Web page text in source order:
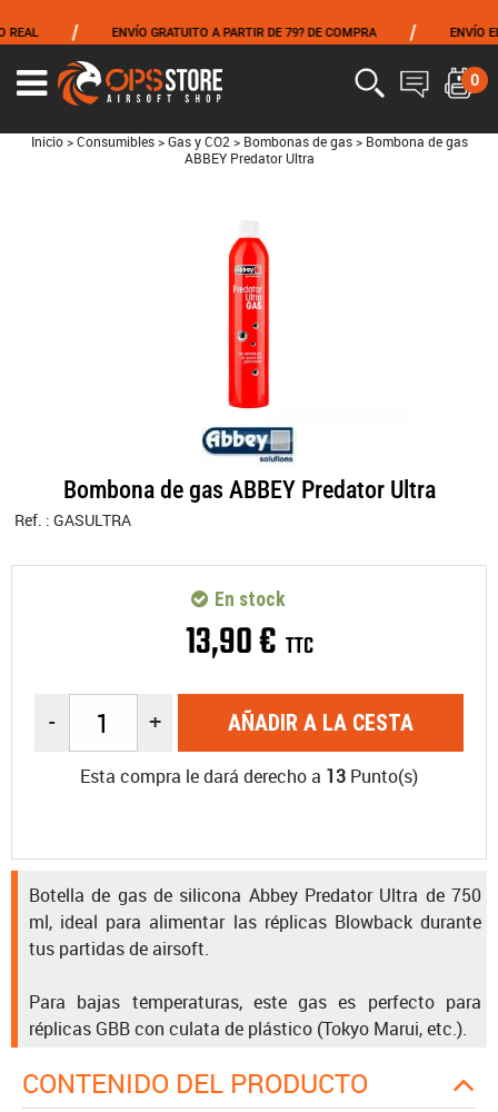
ENVÍO GRATUITO A PARTIR DE 79? DE COMPRA ENVÍO EL
0
Inicio > Consumibles > Gas y CO2 > Bombonas de gas > Bombona de gas
ABBEY Predator Ultra
Bombona de gas ABBEY Predator Ultra
Ref. : GASULTRA
13,90€ TTC
En stock
- + AÑADIR A LA CESTA
Esta compra le dará derecho a 13 Punto(s)
Botella de gas de silicona Abbey Predator Ultra de 750
ml, ideal para alimentar las réplicas Blowback durante
tus partidas de airsoft.
Para bajas temperaturas, este gas es perfecto para
réplicas GBB con culata de plástico (Tokyo Marui, etc.).
CONTENIDO DEL PRODUCTO